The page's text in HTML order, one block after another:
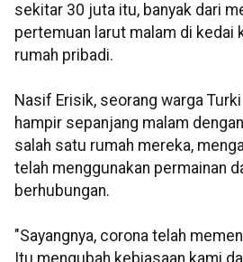
sekitar 30 juta itu, banyak dari
pertemuan larut malam di kedai
rumah pribadi.
Nasif Erisik, seorang warga
hampir sepanjang malam
salah satu rumah mereka,
telah menggunakan permainan
berhubungan.
"Sayangnya, corona telah